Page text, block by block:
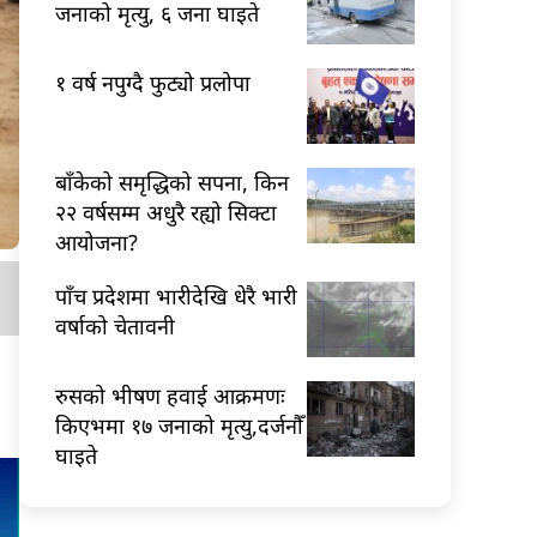
जनाको मृत्यु, ६ जना घाइते
१ वर्ष नपुग्दै फुट्यो प्रलोपा
बाँकेको समृद्धिको सपना, किन
२२ वर्षसम्म अधुरै रह्यो सिक्टा
आयोजना?
पाँच प्रदेशमा भारीदेखि धेरै भारी
वर्षाको चेतावनी
रुसको भीषण हवाई आक्रमणः
किएभमा १७ जनाको मृत्यु,दर्जनौँ
घाइते